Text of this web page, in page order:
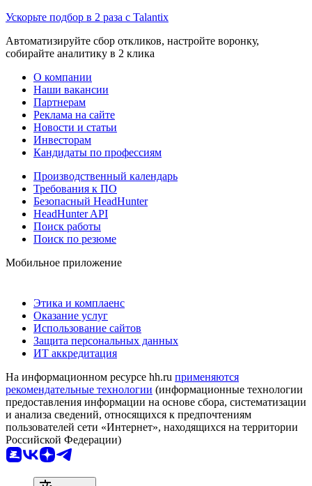
Ускорьте подбор в 2 раза с Talantix
Автоматизируйте сбор откликов, настройте воронку,
собирайте аналитику в 2 клика
О компании
Наши вакансии
Партнерам
Реклама на сайте
Новости и статьи
Инвесторам
Кандидаты по профессиям
Производственный календарь
Требования к ПО
Безопасный HeadHunter
HeadHunter API
Поиск работы
Поиск по резюме
Мобильное приложение
Этика и комплаенс
Оказание услуг
Использование сайтов
Защита персональных данных
ИТ аккредитация
На информационном ресурсе hh.ru применяются
рекомендательные технологии (информационные технологии
предоставления информации на основе сбора, систематизации
и анализа сведений, относящихся к предпочтениям
пользователей сети «Интернет», находящихся на территории
Российской Федерации)